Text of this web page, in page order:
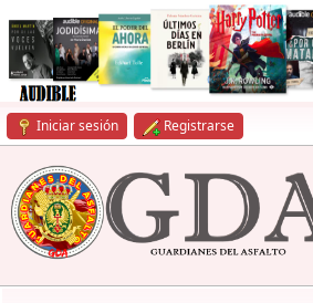
Iniciar sesión Registrarse